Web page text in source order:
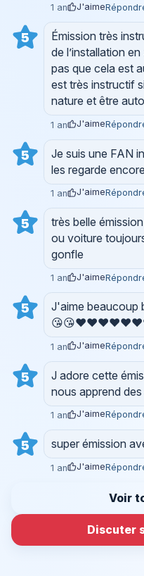
1 an J'aime
5
Émission très
de l’installation
pas que cela est
est très instructif
nature et être
1 an J'aime
5
Je suis une FAN
les regarde
1 an J'aime
5
très belle
ou voiture
gonfle
1 an J'aime
5
J'aime beaucoup
1 an J'aime
5
J adore cette
nous apprend
1 an J'aime
5 super émission
1 an J'aime
Voir
Discuter